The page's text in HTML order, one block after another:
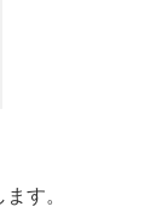
す。